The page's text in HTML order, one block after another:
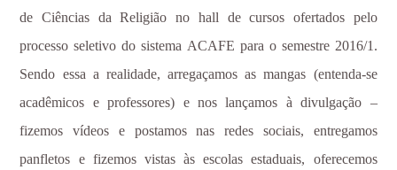
de Ciências da Religião no hall de cursos ofertados pelo
processo seletivo do sistema ACAFE para o semestre 2016/1.
Sendo essa a realidade, arregaçamos as mangas (entenda-se
acadêmicos e professores) e nos lançamos à divulgação –
fizemos vídeos e postamos nas redes sociais, entregamos
panfletos e fizemos vistas às escolas estaduais, oferecemos